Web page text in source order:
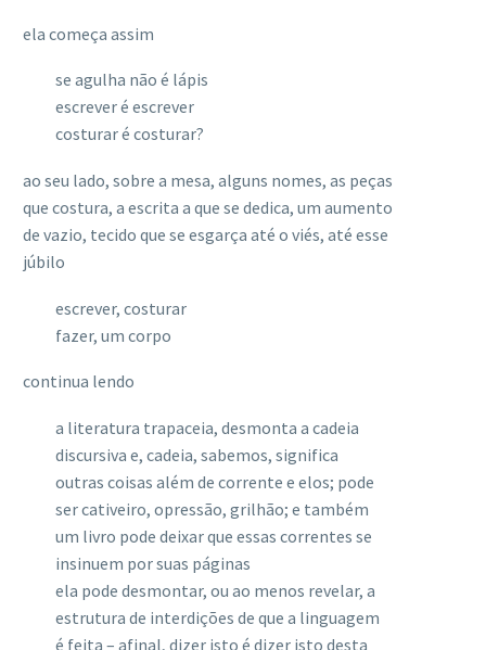
ela começa assim
se agulha não é lápis
escrever é escrever
costurar é costurar?
ao seu lado, sobre a mesa, alguns nomes, as peças
que costura, a escrita a que se dedica, um aumento
de vazio, tecido que se esgarça até o viés, até esse
júbilo
escrever, costurar
fazer, um corpo
continua lendo
a literatura trapaceia, desmonta a cadeia
discursiva e, cadeia, sabemos, significa
outras coisas além de corrente e elos; pode
ser cativeiro, opressão, grilhão; e também
um livro pode deixar que essas correntes se
insinuem por suas páginas
ela pode desmontar, ou ao menos revelar, a
estrutura de interdições de que a linguagem
é feita – afinal, dizer isto é dizer isto desta